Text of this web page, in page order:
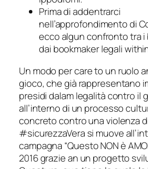
Prima di addentrarci
nell’approfondimento di
ecco algun confronto tra
dai bookmaker legali
Un modo per care to un ruolo
gioco, che già rappresentano
presidi dalam legalità contro il
all’interno di un processo
concreto contro una violenza
#sicurezzaVera si muove
campagna “Questo NON è
2016 grazie an un progetto